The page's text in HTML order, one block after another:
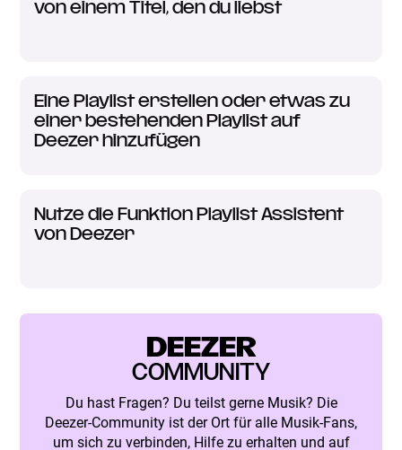
von einem Titel, den du liebst
Eine Playlist erstellen oder etwas zu
einer bestehenden Playlist auf
Deezer hinzufügen
Nutze die Funktion Playlist Assistent
von Deezer
DEEZER
COMMUNITY
Du hast Fragen? Du teilst gerne Musik? Die
Deezer-Community ist der Ort für alle Musik-Fans,
um sich zu verbinden, Hilfe zu erhalten und auf